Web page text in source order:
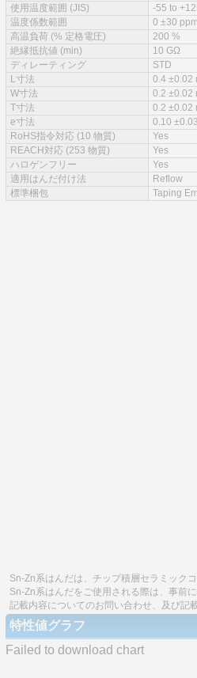
使用温度範囲 (JIS)
-55 to
温度係数範囲
0 ±30
高温負荷 (% 定格電圧)
200 %
絶縁抵抗値 (min)
10 GΩ
ディレーティング
STD
L寸法
0.4 ±0.02
W寸法
0.2 ±0.02
T寸法
0.2 ±0.02
e寸法
0.10
RoHS指令対応 (10 物質)
Yes
REACH対応 (253 物質)
Yes
ハロゲンフリー
Yes
適用はんだ付け法
Reflow
標準梱包
Taping
Sn-Zn系はんだは、チップ積層セラミック
Sn-Zn系はんだをご使用される際は、事前
記載内容についてのお問い合わせ、及び記
特性値グラフ
Failed to download chart